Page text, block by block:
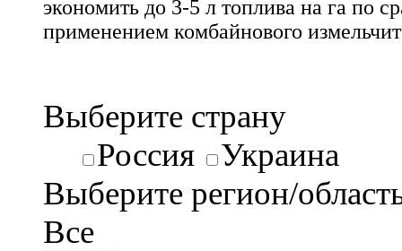
экономить до 3-5 л топлива на га по
применением комбайнового
Выберите страну
Россия
Украина
Выберите регион/
Все